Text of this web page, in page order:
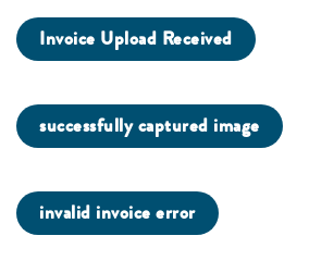
Invoice Upload Received
successfully captured image
invalid invoice error